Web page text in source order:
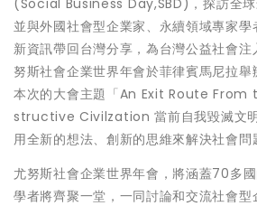
並與外國社會型企業家、永續領域專家
新資訊帶回台灣分享，為台灣公益社會
努斯社會企業世界年會於菲律賓馬尼拉
本次的大會主題「An Exit Route
structive Civilzation 當前自我毀滅文
用全新的想法、創新的思維來解決社會問
尤努斯社會企業世界年會，將涵蓋70多
學者將齊聚一堂，一同討論和交流社會